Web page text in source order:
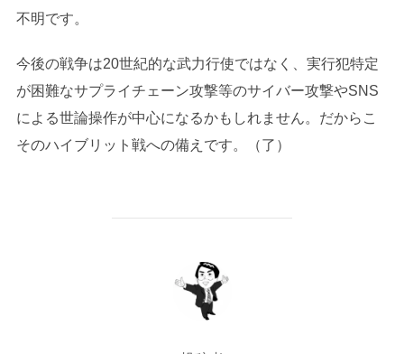
不明です。
今後の戦争は20世紀的な武力行使ではなく、実行犯特定
が困難なサプライチェーン攻撃等のサイバー攻撃やSNS
による世論操作が中心になるかもしれません。だからこ
そのハイブリット戦への備えです。（了）
投稿者